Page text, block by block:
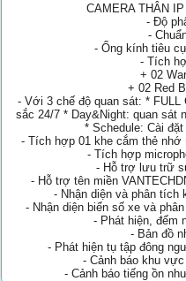
CAMERA THÂN
- Độ
-
- Ống kính tiêu
- Tích
+ 02
+ 02 Red
- Với 3 chế độ quan sát: * FULL
sắc 24/7 * Day&Night: quan sát
* Schedule: Cài
- Tích hợp 01 khe cắm thẻ nhớ
- Tích hợp
- Hỗ trợ lưu trữ
- Hỗ trợ tên miền
- Nhận diện và phân tích
- Nhận diện biển số xe và
- Phát hiện, đếm
- Bản đồ
- Phát hiện tụ tập đông
- Cảnh báo khu vực
- Cảnh báo tiếng ồn